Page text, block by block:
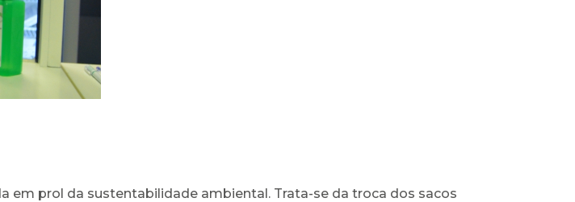
em prol da sustentabilidade ambiental. Trata-se da troca dos sacos